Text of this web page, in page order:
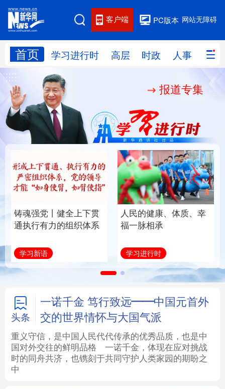
网站无障碍
PC版本
客户端
首页 学习进行时 高层 时政 人事 国际
网站地图
学习进行时 人事
国际 财经 网评
思客智库 全球连线 教育
科技 科创 量子 体育
文化 书画 健康 军事
访谈 视频 图片 政务
信息化 数字经济
学术中国 乡村振兴 溯源中国
城市 旅游 能源
彩票 娱乐 时尚 悦读
报道专集
铸魂强党丨健全上下贯
通执行有力的组织体系
学习新语
人民的健康、体质、幸
福一脉相承
学习进行时
头条
一诺千金 笃行致远——中国元首外
交的世界情怀与大国气派
重义守信，是中国人民代代传承的优秀品质，也是中
国对外交往的鲜明品格
一诺千金，体现在应对挑战
时的同舟共济，也镌刻于共同守护人类家园的期盼之
中